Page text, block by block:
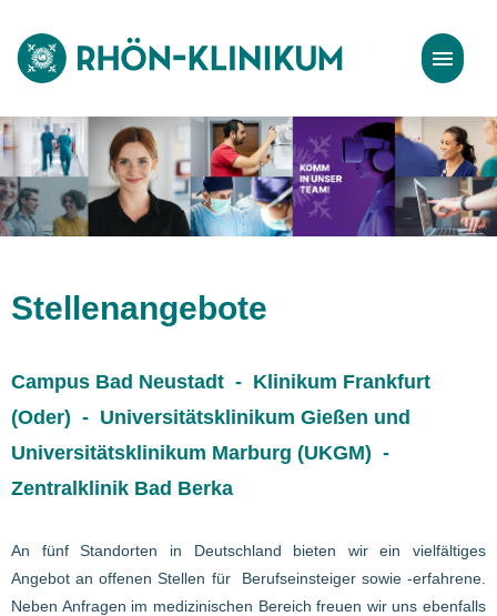
Stellenangebote
Bewerbungstipps
Stellenangebote
Campus Bad Neustadt - Klinikum Frankfurt
(Oder) - Universitätsklinikum Gießen und
Universitätsklinikum Marburg (UKGM) -
Zentralklinik Bad Berka
An fünf Standorten in Deutschland bieten wir ein vielfältiges
Angebot an offenen Stellen für Berufseinsteiger sowie -erfahrene.
Neben Anfragen im medizinischen Bereich freuen wir uns ebenfalls